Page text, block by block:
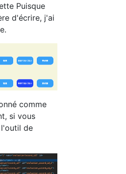
Puisque
d'écrire, j'ai
comme
si vous
de